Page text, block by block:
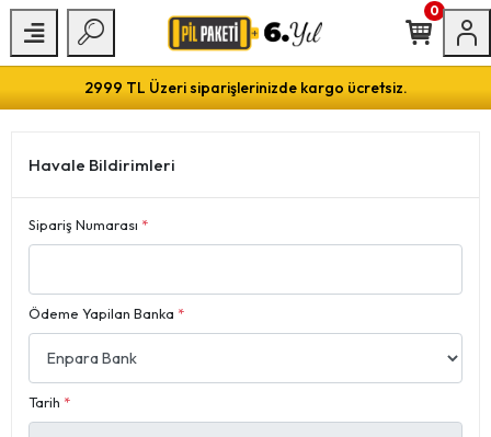
2999 TL Üzeri siparişlerinizde kargo ücretsiz.
0
Havale Bildirimleri
Sipariş Numarası *
Ödeme Yapilan Banka *
Tarih *